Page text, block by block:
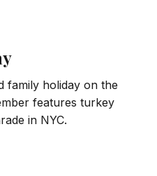
family holiday on the
features turkey
in NYC.